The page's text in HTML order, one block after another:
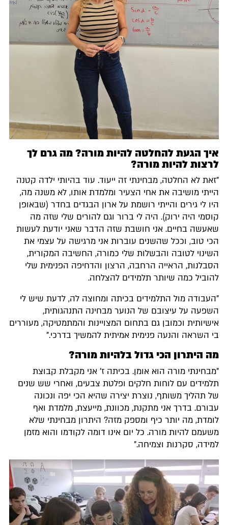
איך הגעת להחלטה להיות מורה? מה גרם לך
לרצות להיות מורה?
"זאת לא החלטה, מבחינתי זה ייעוד. עוד בהיותי ילדה קטנה
הייתי מושיבה את אחי הצעיר ומלמדת אותו, לא משנה מה,
היו לי גירים והייתי רושמת על ארון הבגדים בחדר (שבאופן
קוסמי היה ירוק). היה לי ברור וגם להורים שלי שזה מה
שאעשה בחיים. אני חושבת שזה הדבר שאני יודעת לעשות
הכי טוב, וככל שהשנים עוברות אני מרגישה על עצמי את
השינוי לטובה והבשלות שלי כמורה, החשיבה המקורית,
הסבלנות, הראייה הרחבה, הרצון והדחיפה הפנימית שלי
להוביל כמה שיותר תלמידים להצלחה.
"העבודה מול התלמידים בכיתה ומחוצה לה, לדעת שיש לי
השפעה על עיצובם של הנוער מבחינה התנהגותית,
אישיותית וכמובן גם בתחום המצויינות והמתמטיקה, מעוררים
בי השראה והנעה פנימית אמיתית להמשיך בדרכי."
מה היתרון הכי גדול בלהיות מורה?
"מבחינתי מורה הוא אומן. בכיתה ז' אני מקבלת קבוצת
תלמידים עם לוחות חלקים ופלטת צבעים, ואחרי שש שנים
של תהליך משותף, נוצרת יצירה שהיא הכי יפה ונכונה
עבורם. בדרך אני מתקנת, מכוונת, מייעצת, מלמדת ואף
לומדת, מה יותר כיף ומספק מזה? היתרון מבחינתי שלא
משעמם להיות מורה. כל יום אינו דומה לקודמו והוא מזמן
למידה, סקרנות וצמיחה."